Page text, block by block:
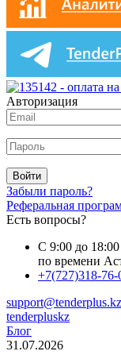
Авторизация
Войти
Забыли пароль?
Реферальная
Есть вопросы?
С 9:00 до 18:00
по времени
+7(727)318-76-
support@tenderplus.kz
tenderpluskz
Блог
31.07.2026